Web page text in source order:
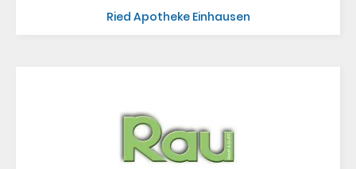
Ried Apotheke Einhausen